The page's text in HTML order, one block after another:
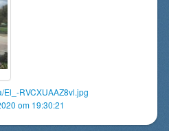
El_-RVCXUAAZ8vl.jpg
om 19:30:21